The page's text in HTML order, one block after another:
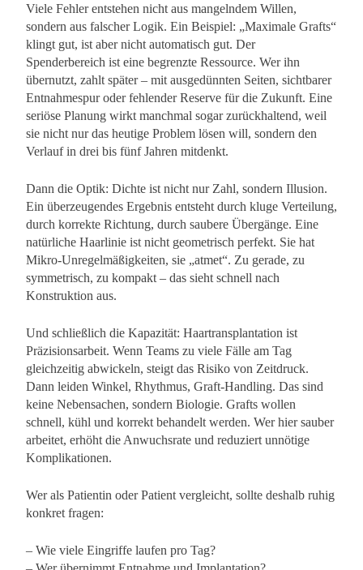
Viele Fehler entstehen nicht aus mangelndem Willen,
sondern aus falscher Logik. Ein Beispiel: „Maximale Grafts“
klingt gut, ist aber nicht automatisch gut. Der
Spenderbereich ist eine begrenzte Ressource. Wer ihn
übernutzt, zahlt später – mit ausgedünnten Seiten, sichtbarer
Entnahmespur oder fehlender Reserve für die Zukunft. Eine
seriöse Planung wirkt manchmal sogar zurückhaltend, weil
sie nicht nur das heutige Problem lösen will, sondern den
Verlauf in drei bis fünf Jahren mitdenkt.
Dann die Optik: Dichte ist nicht nur Zahl, sondern Illusion.
Ein überzeugendes Ergebnis entsteht durch kluge Verteilung,
durch korrekte Richtung, durch saubere Übergänge. Eine
natürliche Haarlinie ist nicht geometrisch perfekt. Sie hat
Mikro-Unregelmäßigkeiten, sie „atmet“. Zu gerade, zu
symmetrisch, zu kompakt – das sieht schnell nach
Konstruktion aus.
Und schließlich die Kapazität: Haartransplantation ist
Präzisionsarbeit. Wenn Teams zu viele Fälle am Tag
gleichzeitig abwickeln, steigt das Risiko von Zeitdruck.
Dann leiden Winkel, Rhythmus, Graft-Handling. Das sind
keine Nebensachen, sondern Biologie. Grafts wollen
schnell, kühl und korrekt behandelt werden. Wer hier sauber
arbeitet, erhöht die Anwuchsrate und reduziert unnötige
Komplikationen.
Wer als Patientin oder Patient vergleicht, sollte deshalb ruhig
konkret fragen:
– Wie viele Eingriffe laufen pro Tag?